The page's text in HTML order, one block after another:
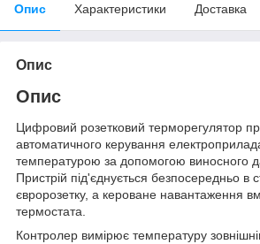
Опис Характеристики Доставка
Опис
Опис
Цифровий розетковий терморегулятор
автоматичного керування
температурою за допомогою виносного
Пристрій під'єднується безпосередньо в
євророзетку, а кероване навантаження
термостата.
Контролер вимірює температуру